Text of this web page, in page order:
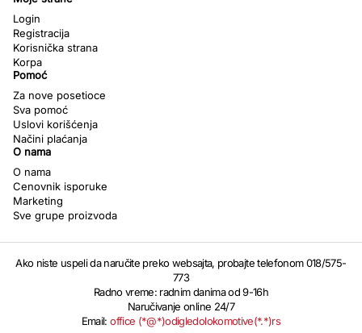
Login
Registracija
Korisnička strana
Korpa
Pomoć
Za nove posetioce
Sva pomoć
Uslovi korišćenja
Načini plaćanja
O nama
O nama
Cenovnik isporuke
Marketing
Sve grupe proizvoda
Ako niste uspeli da naručite preko websajta, probajte telefonom 018/575-
773
Radno vreme: radnim danima od 9-16h
Naručivanje online 24/7
Email:office (*@*)odigledolokomotive(*.*)rs